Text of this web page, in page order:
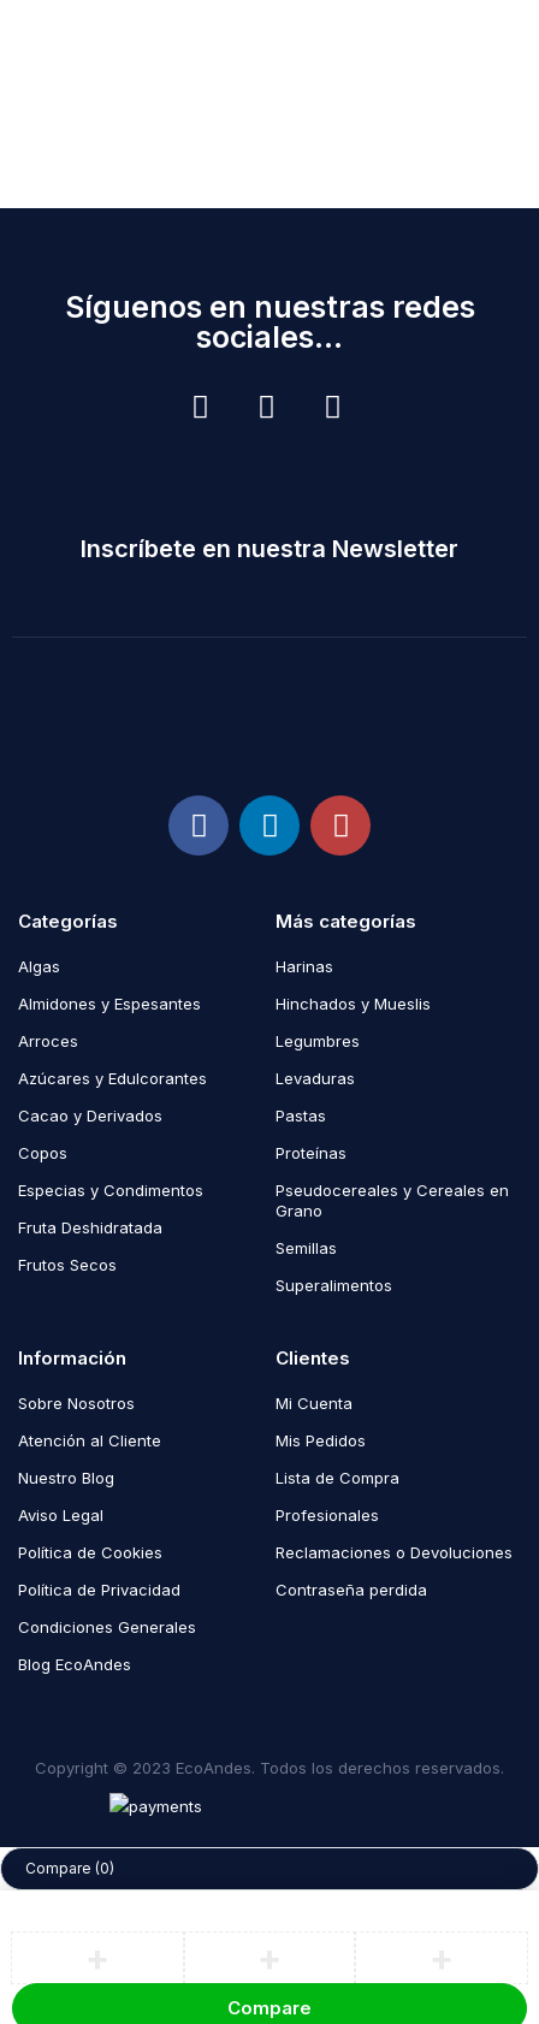
Síguenos en nuestras redes
sociales...
Inscríbete en nuestra Newsletter
Categorías
Algas
Almidones y Espesantes
Arroces
Azúcares y Edulcorantes
Cacao y Derivados
Copos
Especias y Condimentos
Fruta Deshidratada
Frutos Secos
Más categorías
Harinas
Hinchados y Mueslis
Legumbres
Levaduras
Pastas
Proteínas
Pseudocereales y Cereales en
Grano
Semillas
Superalimentos
Información
Sobre Nosotros
Atención al Cliente
Nuestro Blog
Aviso Legal
Política de Cookies
Política de Privacidad
Condiciones Generales
Blog EcoAndes
Clientes
Mi Cuenta
Mis Pedidos
Lista de Compra
Profesionales
Reclamaciones o Devoluciones
Contraseña perdida
Copyright © 2023 EcoAndes. Todos los derechos reservados.
Compare (0)
Compare